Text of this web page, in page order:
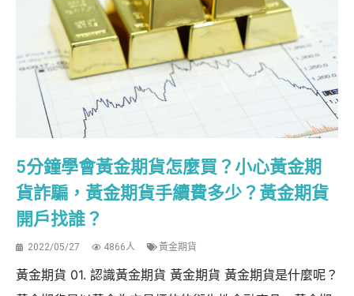
5分鐘學會黃金期貨怎麼買？小心黃金期
貨詐騙，黃金期貨手續費多少？黃金期貨
開戶找誰？
2022/05/27 4866人 黃金期貨
黃金期貨 01. 認識黃金期貨 黃金期貨 黃金期貨是什麼呢？